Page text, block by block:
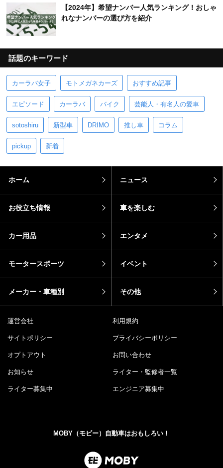
【2024年】希望ナンバー人気ランキング！おしゃ
れなナンバーの選び方を紹介
話題のキーワード
カーラバ女子 モトメガネカーズ おすすめ記事
エピソード カーラバ バイク 芸能人・有名人の愛車
sotoshiru 新型車 DRIMO 推し車 コラム
pickup 新着
ホーム ニュース
お役立ち情報 車を楽しむ
カー用品 エンタメ
モータースポーツ イベント
メーカー・車種別 その他
運営会社 利用規約
サイトポリシー プライバシーポリシー
オプトアウト お問い合わせ
お知らせ ライター・監修者一覧
ライター募集中 エンジニア募集中
MOBY（モビー）自動車はおもしろい！